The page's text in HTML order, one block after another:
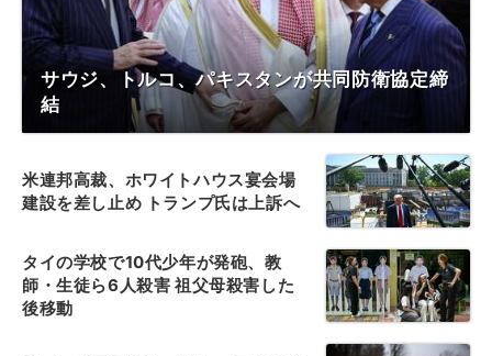
サウジ、トルコ、パキスタンが共同防衛協定締
結
米連邦高裁、ホワイトハウス宴会場
建設を差し止め トランプ氏は上訴へ
タイの学校で10代少年が発砲、教
師・生徒ら6人殺害 祖父母殺害した
後移動